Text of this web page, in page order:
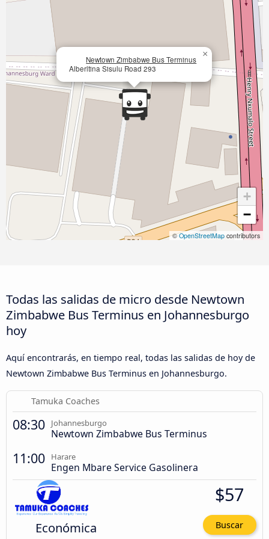
Newtown Zimbabwe Bus Terminus
Alberltina Sisulu Road 293
×
+
−
©OpenStreetMap contributors
Todas las salidas de micro desde Newtown
Zimbabwe Bus Terminus en Johannesburgo
hoy
Aquí encontrarás, en tiempo real, todas las salidas de hoy de
Newtown Zimbabwe Bus Terminus en Johannesburgo.
Tamuka Coaches
08:30 Johannesburgo
Newtown Zimbabwe Bus Terminus
11:00 Harare
Engen Mbare Service Gasolinera
Económica
$57
Buscar